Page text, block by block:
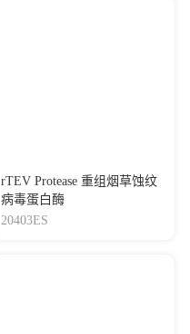
rTEV Protease 重组烟草蚀纹
病毒蛋白酶
20403ES